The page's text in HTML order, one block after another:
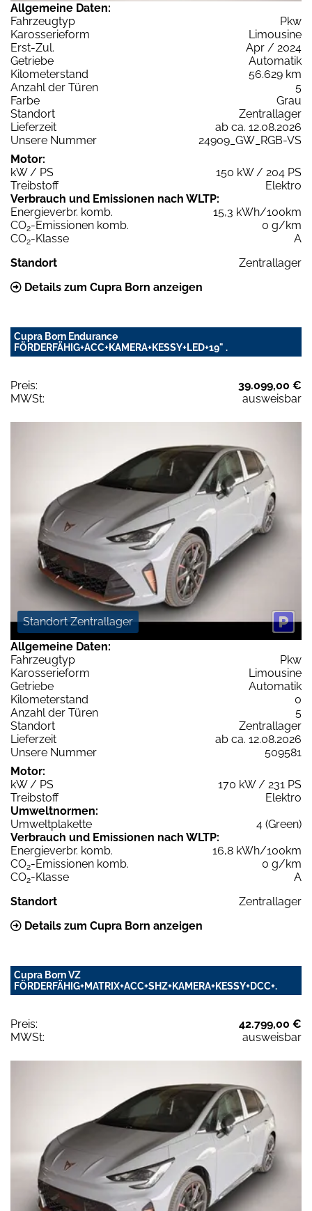
Allgemeine Daten:
Fahrzeugtyp
Pkw
Karosserieform
Limousine
Erst-Zul.
Apr / 2024
Getriebe
Automatik
Kilometerstand
56.629 km
Anzahl der Türen
5
Farbe
Grau
Standort
Zentrallager
Lieferzeit
ab ca. 12.08.2026
Unsere Nummer
24909_GW_RGB-VS
Motor:
kW / PS
150 kW / 204 PS
Treibstoff
Elektro
Verbrauch und Emissionen nach WLTP:
Energieverbr. komb.
15,3 kWh/100km
CO2-Emissionen komb.
0 g/km
CO2-Klasse
A
Standort
Zentrallager
Details zum Cupra Born anzeigen
Cupra Born Endurance
FÖRDERFÄHIG+ACC+KAMERA+KESSY+LED+19" .
Preis:
39.099,00 €
MWSt:
ausweisbar
Standort Zentrallager
Allgemeine Daten:
Fahrzeugtyp
Pkw
Karosserieform
Limousine
Getriebe
Automatik
Kilometerstand
0
Anzahl der Türen
5
Standort
Zentrallager
Lieferzeit
ab ca. 12.08.2026
Unsere Nummer
509581
Motor:
kW / PS
170 kW / 231 PS
Treibstoff
Elektro
Umweltnormen:
Umweltplakette
4 (Green)
Verbrauch und Emissionen nach WLTP:
Energieverbr. komb.
16,8 kWh/100km
CO2-Emissionen komb.
0 g/km
CO2-Klasse
A
Standort
Zentrallager
Details zum Cupra Born anzeigen
Cupra Born VZ
FÖRDERFÄHIG+MATRIX+ACC+SHZ+KAMERA+KESSY+DCC+.
Preis:
42.799,00 €
MWSt:
ausweisbar